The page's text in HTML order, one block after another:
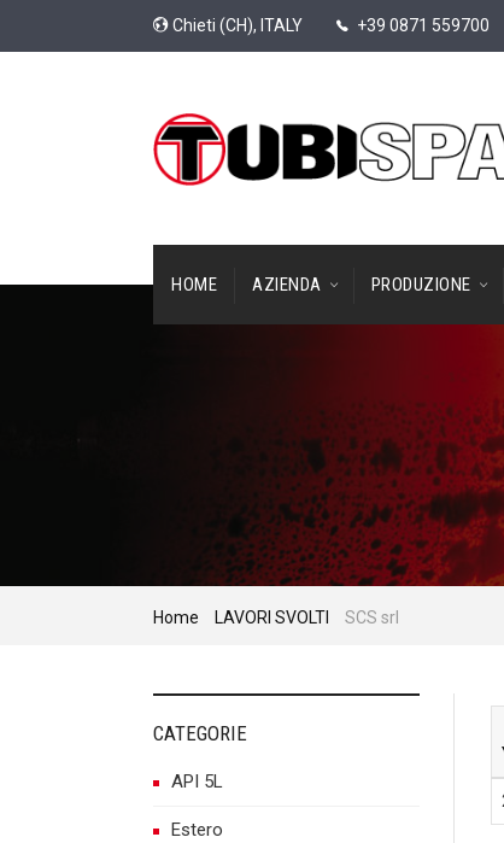
Chieti (CH), ITALY +39 0871 559700
HOME AZIENDA PRODUZIONE
Home LAVORI SVOLTI SCS srl
CATEGORIE
API 5L
Estero